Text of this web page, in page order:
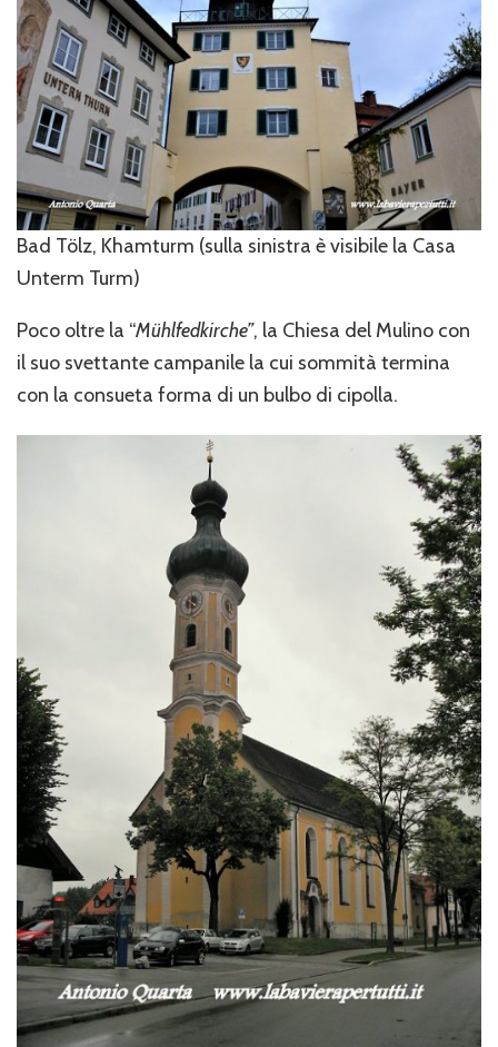
Bad Tölz, Khamturm (sulla sinistra è visibile la Casa
Unterm Turm)
Poco oltre la “Mühlfedkirche”, la Chiesa del Mulino con
il suo svettante campanile la cui sommità termina
con la consueta forma di un bulbo di cipolla.